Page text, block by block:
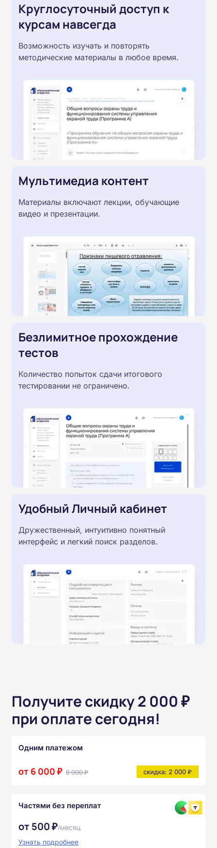
Круглосуточный доступ к
курсам навсегда
Возможность изучать и повторять
методические материалы в любое время.
Мультимедиа контент
Материалы включают лекции, обучающие
видео и презентации.
Безлимитное прохождение
тестов
Количество попыток сдачи итогового
тестировании не ограничено.
Удобный Личный кабинет
Дружественный, интуитивно понятный
интерфейс и легкий поиск разделов.
Получите скидку 2 000 ₽
при оплате сегодня!
Одним платежом
от 6 000 ₽ 8 000 ₽ скидка: 2 000 ₽
Частями без переплат
от 500 ₽/месяц
Узнать подробнее